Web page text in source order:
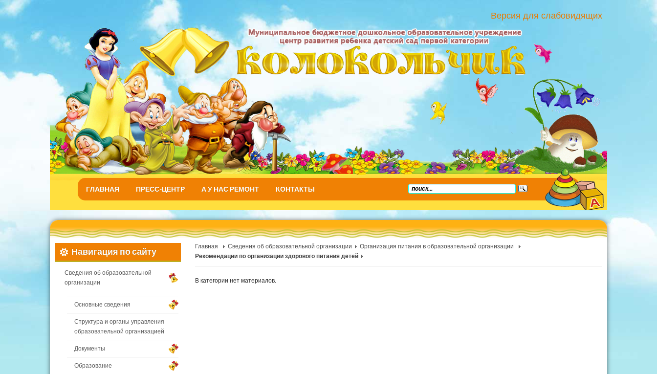
Версия для слабовидящих
ГЛАВНАЯ ПРЕСС-ЦЕНТР А У НАС РЕМОНТ КОНТАКТЫ
Главная Сведения об образовательной организации
Организация питания в образовательной организации
Рекомендации по организации здорового питания детей
В категории нет материалов.
Навигация по сайту
Сведения об образовательной
организации
Основные сведения
Структура и органы управления
образовательной организацией
Документы
Образование